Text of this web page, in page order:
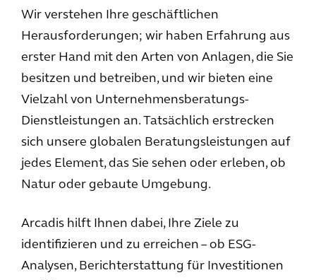
Wir verstehen Ihre geschäftlichen
Herausforderungen; wir haben Erfahrung aus
erster Hand mit den Arten von Anlagen, die Sie
besitzen und betreiben, und wir bieten eine
Vielzahl von Unternehmensberatungs-
Dienstleistungen an. Tatsächlich erstrecken
sich unsere globalen Beratungsleistungen auf
jedes Element, das Sie sehen oder erleben, ob
Natur oder gebaute Umgebung.
Arcadis hilft Ihnen dabei, Ihre Ziele zu
identifizieren und zu erreichen – ob ESG-
Analysen, Berichterstattung für Investitionen